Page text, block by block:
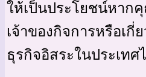
ให้เป็นประโยชน์หาก
เจ้าของกิจการหรือเกี่
ธุรกิจอิสระในประเทศ